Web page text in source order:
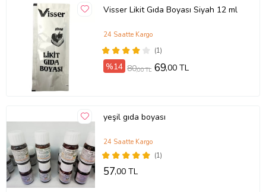
Visser Likit Gıda Boyası Siyah 12 ml
(1)
24 Saatte Kargo
%14 80,00 TL 69,00 TL
yeşil gıda boyası
(1)
24 Saatte Kargo
57,00 TL